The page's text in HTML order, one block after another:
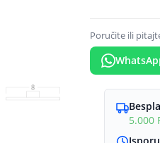
10W/m
COB
4000K
Braytron
CobLine
Poručite ili
5.000